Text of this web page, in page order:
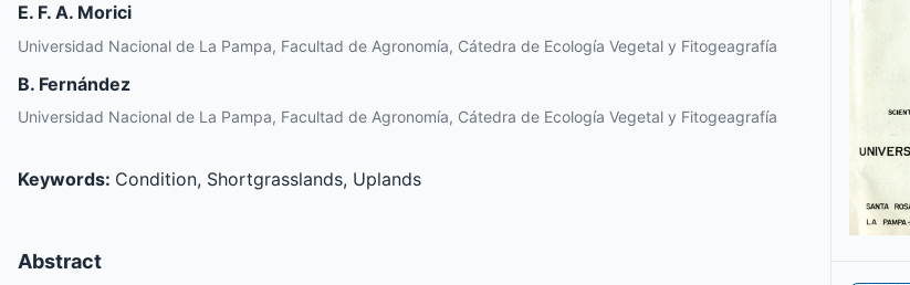
E. F. A. Morici
Universidad Nacional de La Pampa, Facultad de Agronomía, Cátedra de Ecología Vegetal y Fitogeagrafía
B. Fernández
Universidad Nacional de La Pampa, Facultad de Agronomía, Cátedra de Ecología Vegetal y Fitogeagrafía
Keywords: Condition, Shortgrasslands, Uplands
Abstract